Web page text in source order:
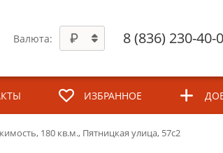
Валюта: 8 (836) 230-40-
ИЗБРАННОЕ
180 кв.м., Пятницкая улица, 57с2